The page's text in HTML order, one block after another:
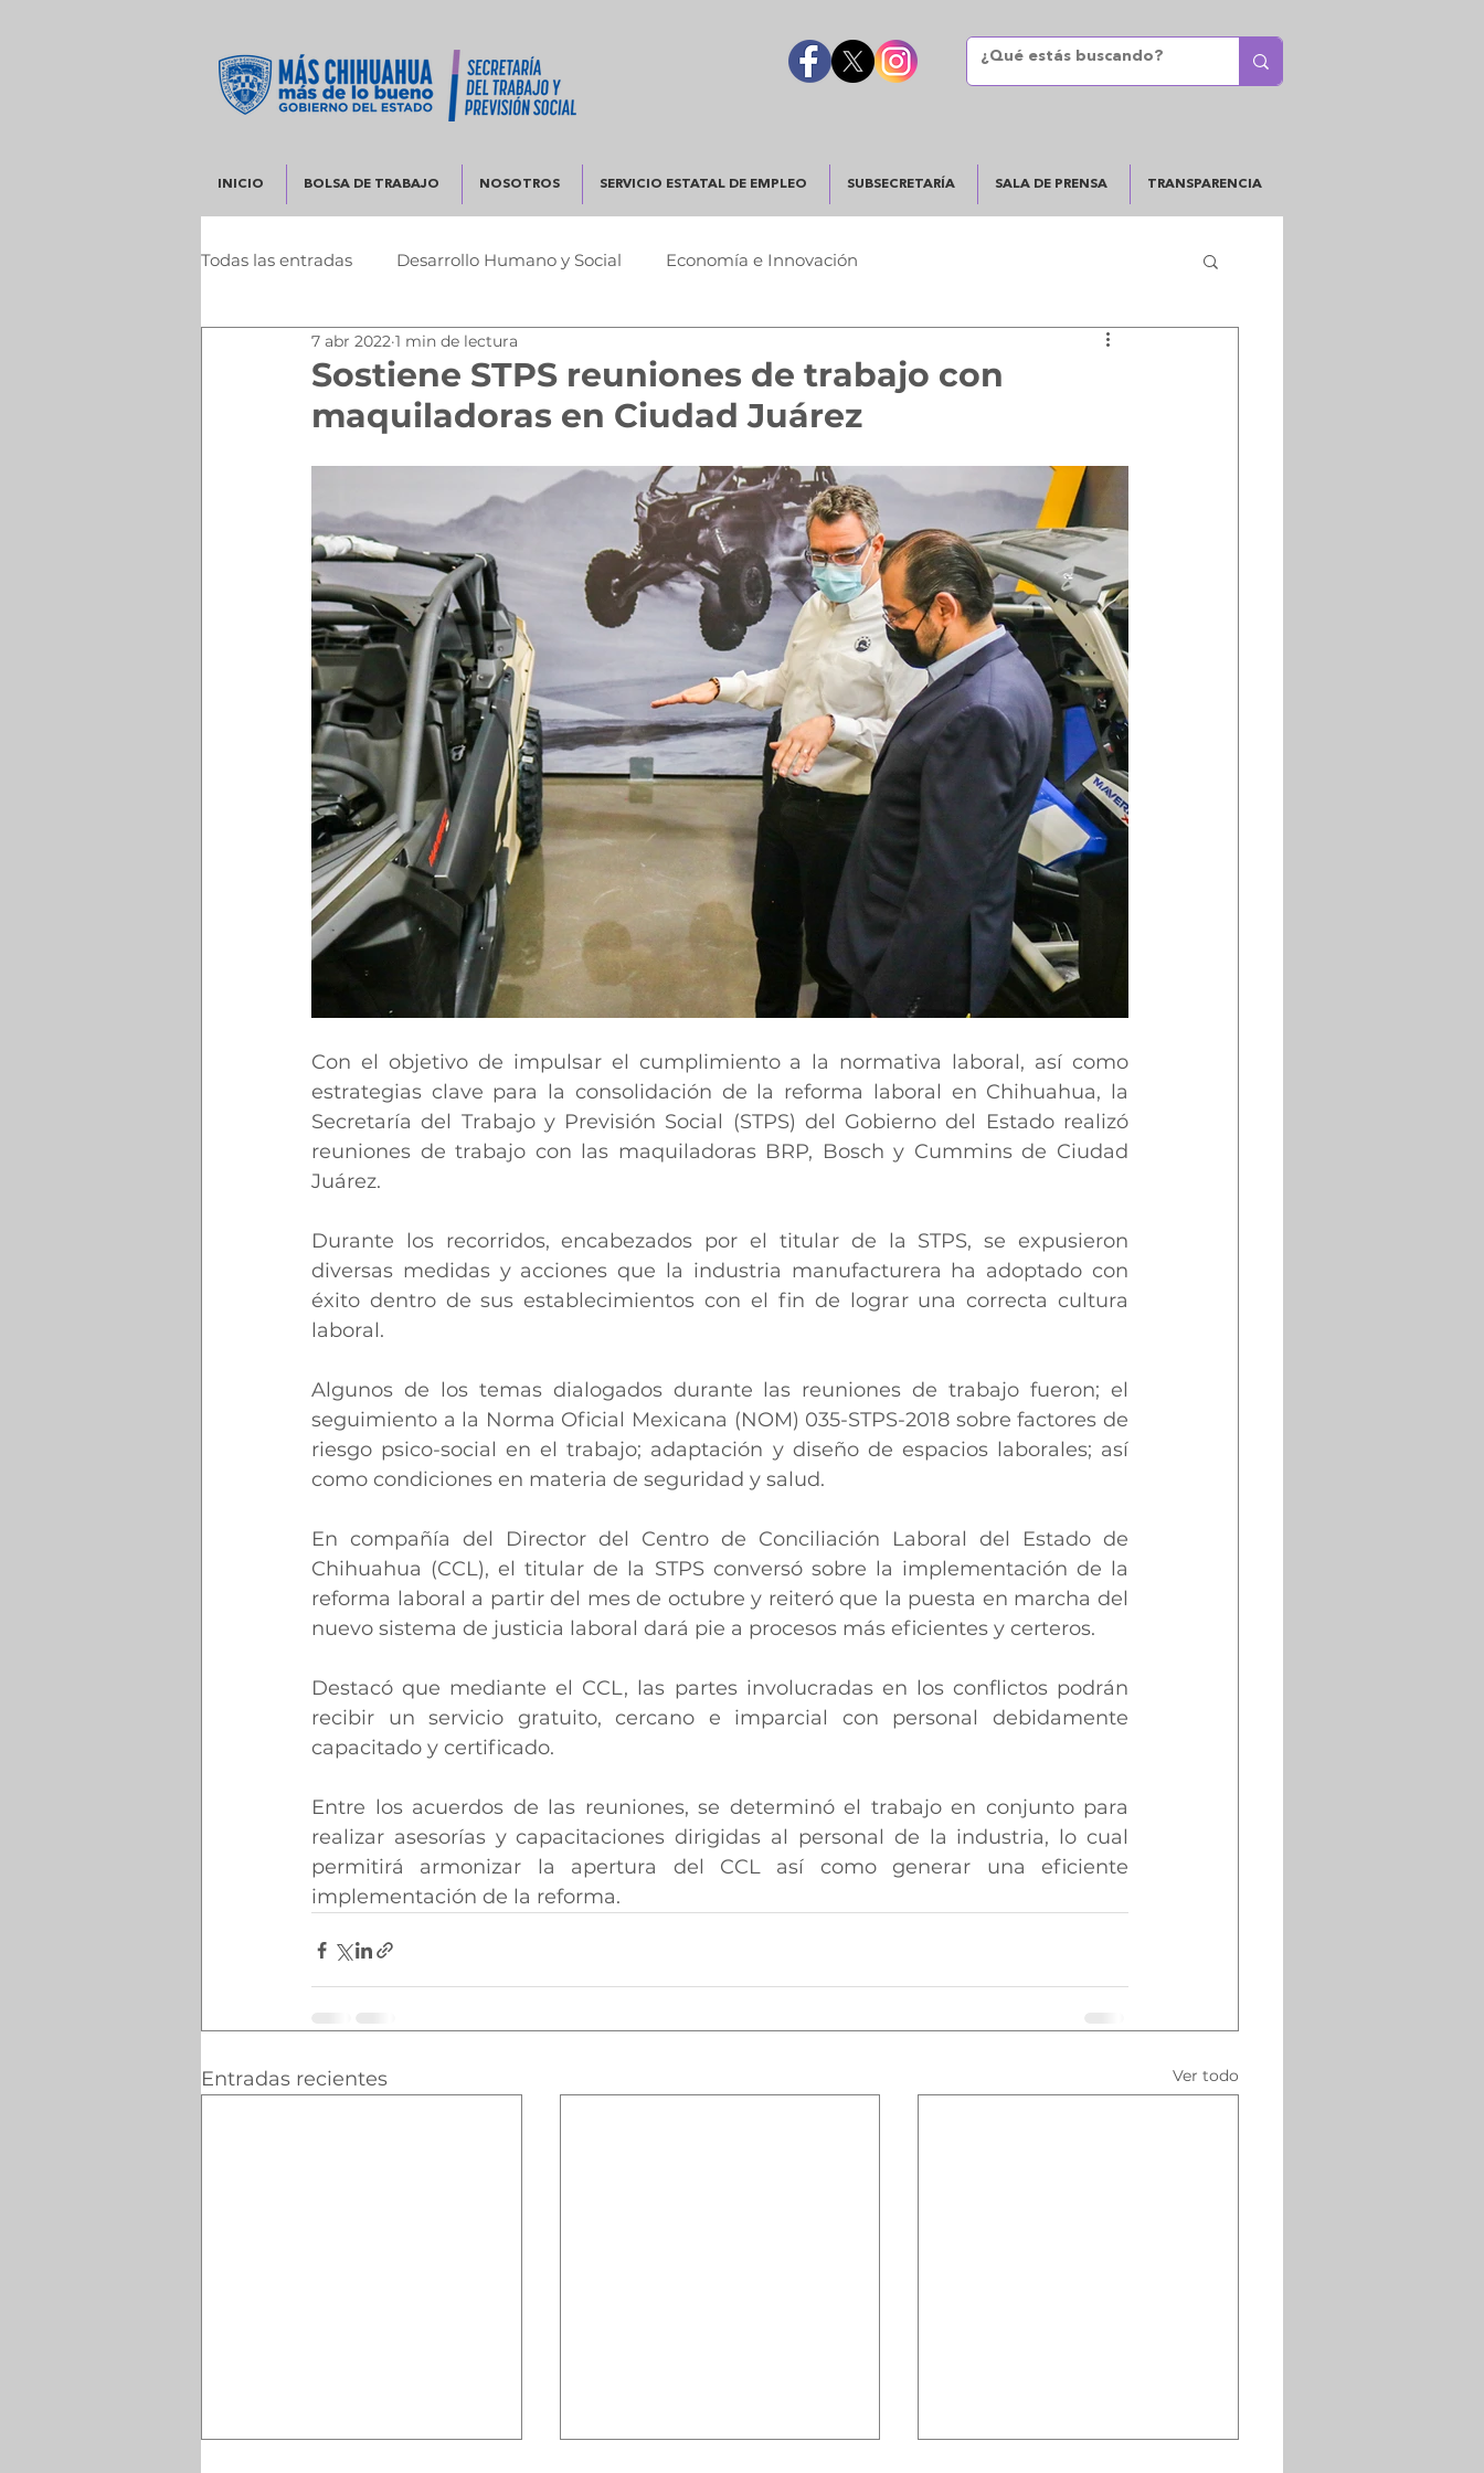
INICIO BOLSA DE TRABAJO NOSOTROS SERVICIO ESTATAL DE EMPLEO SUBSECRETARÍA SALA DE PRENSA TRANSPARENCIA
Todas las entradas Desarrollo Humano y Social Economía e Innovación
Infraestructura y Desarrollo Urbano
Sostiene STPS reuniones de trabajo con
maquiladoras en Ciudad Juárez
7 abr 2022 1 min de lectura
Con el objetivo de impulsar el cumplimiento a la normativa laboral, así como
estrategias clave para la consolidación de la reforma laboral en Chihuahua, la
Secretaría del Trabajo y Previsión Social (STPS) del Gobierno del Estado realizó
reuniones de trabajo con las maquiladoras BRP, Bosch y Cummins de Ciudad
Juárez.
Durante los recorridos, encabezados por el titular de la STPS, se expusieron
diversas medidas y acciones que la industria manufacturera ha adoptado con
éxito dentro de sus establecimientos con el fin de lograr una correcta cultura
laboral.
Algunos de los temas dialogados durante las reuniones de trabajo fueron; el
seguimiento a la Norma Oficial Mexicana (NOM) 035-STPS-2018 sobre factores de
riesgo psico-social en el trabajo; adaptación y diseño de espacios laborales; así
como condiciones en materia de seguridad y salud.
En compañía del Director del Centro de Conciliación Laboral del Estado de
Chihuahua (CCL), el titular de la STPS conversó sobre la implementación de la
reforma laboral a partir del mes de octubre y reiteró que la puesta en marcha del
nuevo sistema de justicia laboral dará pie a procesos más eficientes y certeros.
Destacó que mediante el CCL, las partes involucradas en los conflictos podrán
recibir un servicio gratuito, cercano e imparcial con personal debidamente
capacitado y certificado.
Entre los acuerdos de las reuniones, se determinó el trabajo en conjunto para
realizar asesorías y capacitaciones dirigidas al personal de la industria, lo cual
permitirá armonizar la apertura del CCL así como generar una eficiente
implementación de la reforma.
Entradas recientes Ver todo